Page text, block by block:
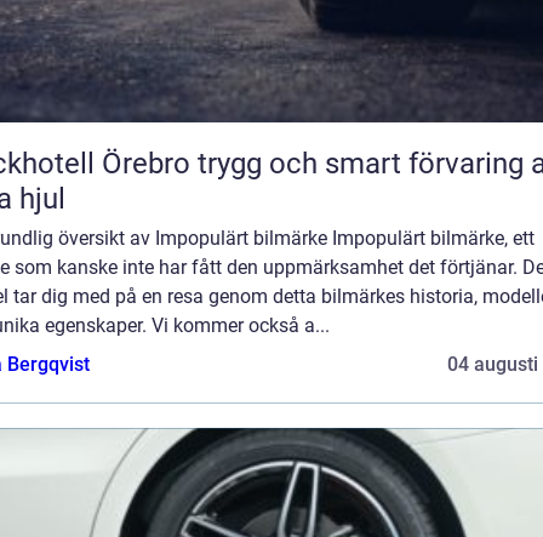
Örebro trygg och smart förvaring av
hjul
översikt av Impopulärt bilmärke Impopulärt bilmärke, ett
som kanske inte har fått den uppmärksamhet det förtjänar.
tar dig med på en resa genom detta bilmärkes historia,
egenskaper. Vi kommer också a...
Bergqvist
04 augusti